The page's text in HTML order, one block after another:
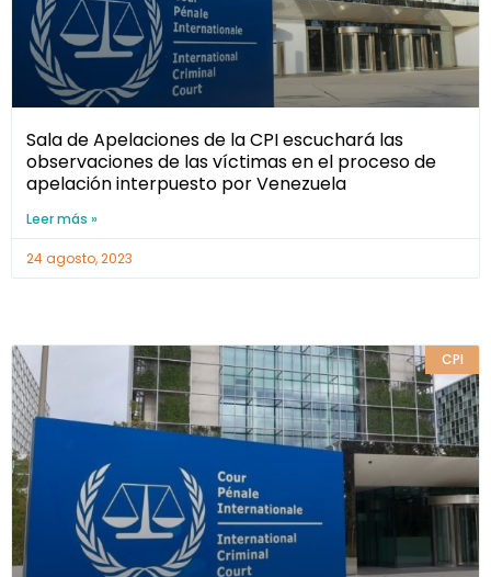
Sala de Apelaciones de la CPI escuchará las
observaciones de las víctimas en el proceso de
apelación interpuesto por Venezuela
Leer más »
24 agosto, 2023
CPI